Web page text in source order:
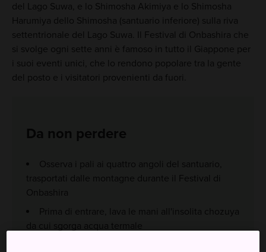
del Lago Suwa, e lo Shimosha Akimiya e lo Shimosha
Harumiya dello Shimosha (santuario inferiore) sulla riva
settentrionale del Lago Suwa. Il Festival di Onbashira che
si svolge ogni sette anni è famoso in tutto il Giappone per
i suoi eventi unici, che lo rendono popolare tra la gente
del posto e i visitatori provenienti da fuori.
Da non perdere
Osserva i pali ai quattro angoli del santuario,
trasportati dalle montagne durante il Festival di
Onbashira
Prima di entrare, lava le mani all'insolita chozuya
da cui sgorga acqua termale